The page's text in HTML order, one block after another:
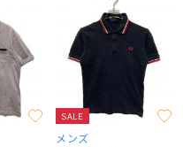
SALE
メンズ